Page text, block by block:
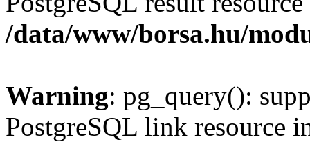
/data/www/borsa.hu/
Warning: pg_query():
PostgreSQL link resource